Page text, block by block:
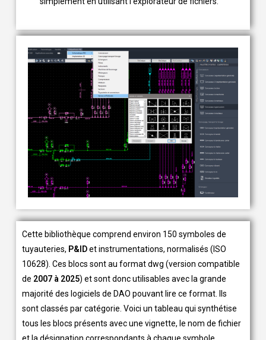
Cette bibliothèque comprend environ 150 symboles de
tuyauteries, P&IDet instrumentations, normalisés (ISO
10628). Ces blocs sont au format dwg (version compatible
de 2007 à 2025) et sont donc utilisables avec la grande
majorité des logiciels de DAO pouvant lire ce format. Ils
sont classés par catégorie. Voici un tableau qui synthétise
tous les blocs présents avec une vignette, le nom de fichier